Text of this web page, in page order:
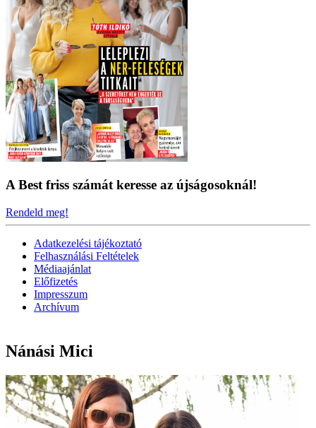
A Best friss számát keresse az újságosoknál!
Rendeld meg!
Adatkezelési tájékoztató
Felhasználási Feltételek
Médiaajánlat
Előfizetés
Impresszum
Archívum
Nánási Mici